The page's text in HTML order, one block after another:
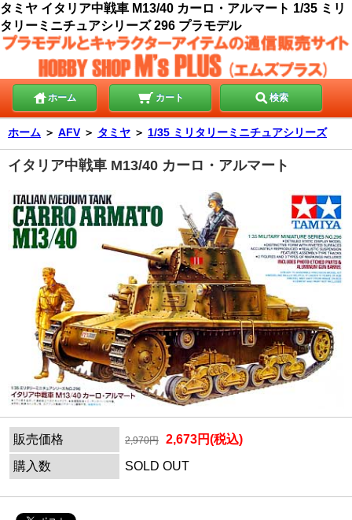
タミヤ イタリア中戦車 M13/40 カーロ・アルマート 1/35 ミリ
タリーミニチュアシリーズ 296 プラモデル
ホーム カート 検索
ホーム ＞ AFV ＞ タミヤ ＞ 1/35 ミリタリーミニチュアシリーズ
イタリア中戦車 M13/40 カーロ・アルマート
販売価格 2,970円
2,673円(税込)
購入数
SOLD OUT